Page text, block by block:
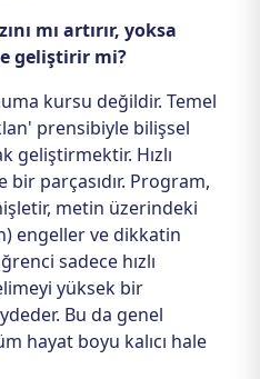
mı artırır, yoksa
geliştirir mi?
kursu değildir. Temel
prensibiyle bilişsel
geliştirmektir. Hızlı
parçasıdır. Program,
metin üzerindeki
engeller ve dikkatin
sadece hızlı
yüksek bir
Bu da genel
hayat boyu kalıcı hale